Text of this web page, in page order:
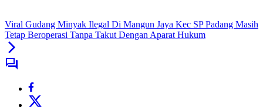
Viral Gudang Minyak Ilegal Di Mangun Jaya Kec SP Padang Masih
Tetap Beroperasi Tanpa Takut Dengan Aparat Hukum